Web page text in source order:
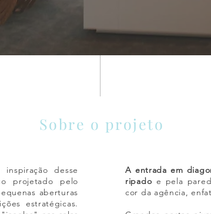
Sobre o projeto
desse
projetado pelo
aberturas
estratégicas.
A entrada em
ripado e pela
cor da agência,